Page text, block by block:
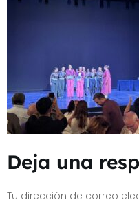
Deja una
Tu dirección de correo